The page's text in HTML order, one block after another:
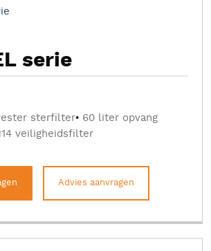
serie
sterfilter 60 liter opvang
veiligheidsfilter
Advies aanvragen